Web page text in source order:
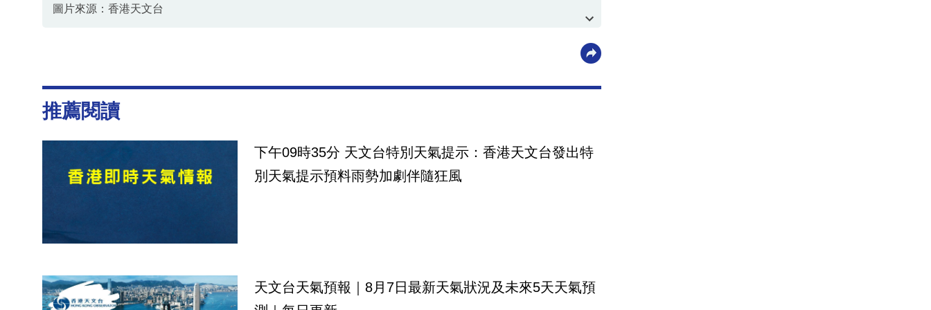
圖片來源：香港天文台
推薦閱讀
下午09時35分 天文台特別天氣提示：香港天文台發出特
別天氣提示預料雨勢加劇伴隨狂風
天文台天氣預報｜8月7日最新天氣狀況及未來5天天氣預